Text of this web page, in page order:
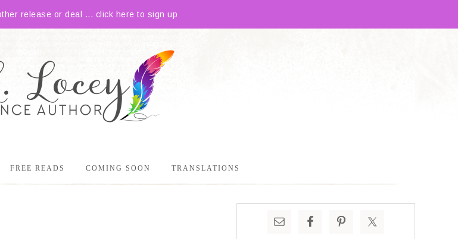
release or deal ... click here to sign up
FREE READS COMING SOON TRANSLATIONS